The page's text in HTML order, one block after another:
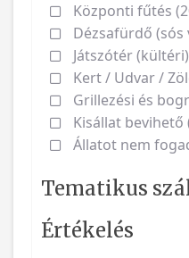
Központi fűtés
Dézsafürdő (sós
Játszótér
Kert / Udvar /
Grillezési és
Kisállat bevihető
Állatot nem
Tematikus
Értékelés